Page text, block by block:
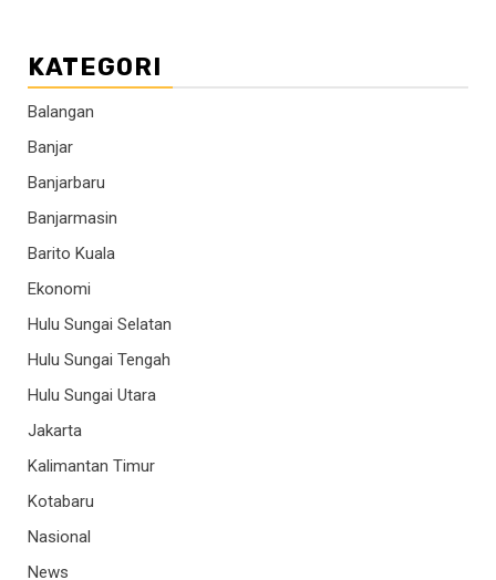
KATEGORI
Balangan
Banjar
Banjarbaru
Banjarmasin
Barito Kuala
Ekonomi
Hulu Sungai Selatan
Hulu Sungai Tengah
Hulu Sungai Utara
Jakarta
Kalimantan Timur
Kotabaru
Nasional
News